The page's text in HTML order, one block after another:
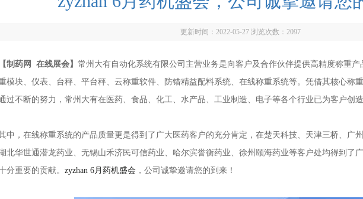
更新时间：2022-05-27 浏览次数： 2097
【制药网 在线展会】 常州大有自动化系统有限公司主营业务是向客户及合作伙伴提供高精度称重
模块、仪表、台秤、平台秤、云称重软件、防错精益配料系统、在线称重系统等。凭借其核心称
过不断的努力，常州大有在医药、食品、化工、水产品、工业制造、电子等各个行业已为客户创造
，在线称重系统的产品质量更是得到了广大医药客户的充分肯定，在楚天科技、天津三桥、广
北华世通潜龙药业、无锡山禾济民可信药业、哈尔滨誉衡药业、徐州颐海药业等客户处均得到了
分重要的贡献。 zyzhan 6月药机盛会 ，公司诚挚邀请您的到来！